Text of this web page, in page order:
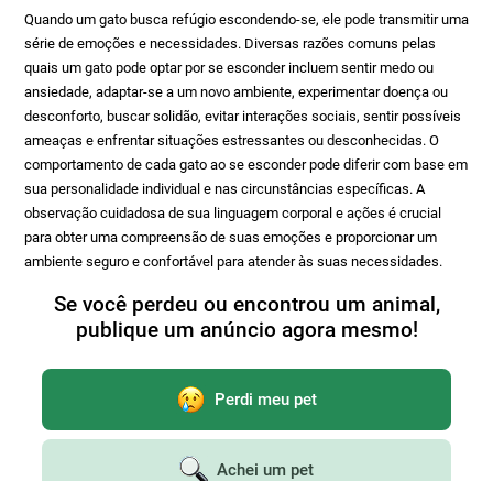
Quando um gato busca refúgio escondendo-se, ele pode transmitir uma
série de emoções e necessidades. Diversas razões comuns pelas
quais um gato pode optar por se esconder incluem sentir medo ou
ansiedade, adaptar-se a um novo ambiente, experimentar doença ou
desconforto, buscar solidão, evitar interações sociais, sentir possíveis
ameaças e enfrentar situações estressantes ou desconhecidas. O
comportamento de cada gato ao se esconder pode diferir com base em
sua personalidade individual e nas circunstâncias específicas. A
observação cuidadosa de sua linguagem corporal e ações é crucial
para obter uma compreensão de suas emoções e proporcionar um
ambiente seguro e confortável para atender às suas necessidades.
Se você perdeu ou encontrou um animal,
publique um anúncio agora mesmo!
Perdi meu pet
Achei um pet